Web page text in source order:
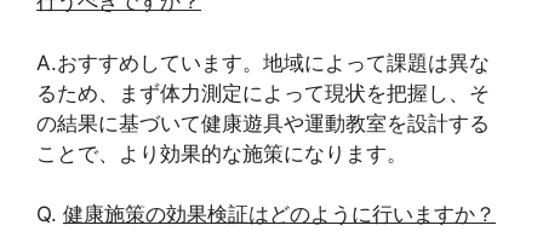
A.おすすめしています。地域によって課題は異な
るため、まず体力測定によって現状を把握し、そ
の結果に基づいて健康遊具や運動教室を設計する
ことで、より効果的な施策になります。
Q. 健康施策の効果検証はどのように行いますか？